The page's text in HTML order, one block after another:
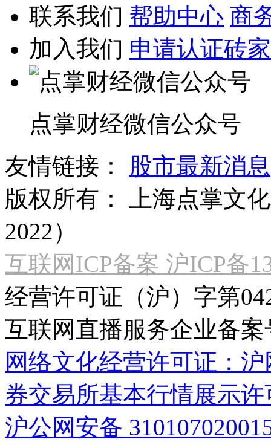
联系我们 帮助中心 商
加入我们 申请认证砖家
点掌财经微信公众号
友情链接：
股市最新消息
版权所有：
上海点掌文
2022）
互联网ICP备案 沪ICP备
经营许可证（沪）字第
互联网直播服务企业备案
网络文化经营许可证：
券交易所基本行情展示许
沪公网安备